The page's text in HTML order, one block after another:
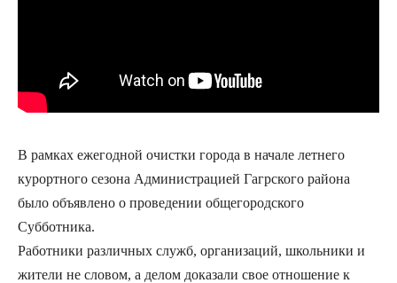
В рамках ежегодной очистки города в начале летнего
курортного сезона Администрацией Гагрского района
было объявлено о проведении общегородского
Субботника.
Работники различных служб, организаций, школьники и
жители не словом, а делом доказали свое отношение к